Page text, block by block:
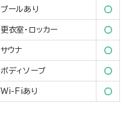
プールあり
更衣室・ロッカー
サウナ
ボディソープ
Wi-Fiあり